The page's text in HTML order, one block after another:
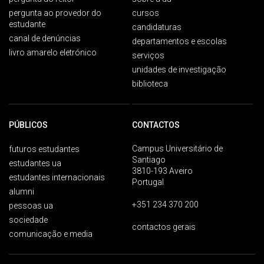
pergunta ao provedor do
estudante
canal de denúncias
livro amarelo eletrónico
cursos
candidaturas
departamentos e escolas
serviços
unidades de investigação
biblioteca
PÚBLICOS
futuros estudantes
estudantes ua
estudantes internacionais
alumni
pessoas ua
sociedade
comunicação e media
CONTACTOS
Campus Universitário de
Santiago
3810-193 Aveiro
Portugal
+351 234 370 200
contactos gerais